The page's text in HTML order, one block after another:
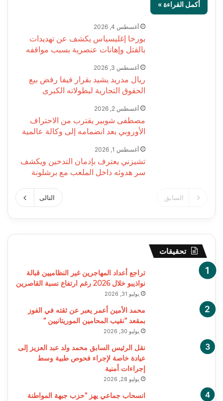
أكمل القراءة »
أغسطس 4, 2026
بورخا إغليسياس يكشف عن تهديدات
بالقتل وإهانات عنصرية بسبب مواقفه
أغسطس 3, 2026
ريال مدريد يشيد بقرار فيفا رفض بيع
الحقوق التجارية لبطولاته الكبرى
أغسطس 2, 2026
مصطفى شوبير يقترب من الاحتراف
الأوروبي بعد انضمامه إلى وكالة عالمية
أغسطس 1, 2026
تشيزني يعترف بإدمان التدخين ويكشف
سر هدوئه داخل الملعب مع برشلونة
السابق التالى
تحقيقات
تراجع أعداد المهاجرين غير النظاميين قبالة
نواذيبو خلال 2026 رغم ارتفاع نسبة القاصرين
يوليو 31, 2026
محمد الأمين أعمر يعبر عن ثقته في الفوز
بمقعد “نقيب المحامين الموريتانيين “
يوليو 30, 2026
نقل الرئيس السابق محمد ولد عبد العزيز إلى
عيادة خاصة لإجراء فحوص طبية وسط
إجراءات أمنية
يوليو 28, 2026
انسحاب جماعي يهز “حزب جبهة المواطنة